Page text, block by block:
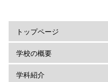
トップページ
学校の概要
学科紹介